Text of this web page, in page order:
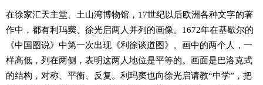
在徐家汇天主堂、土山湾博物馆，17世纪以后欧洲各种文字的著
作中，都有利玛窦、徐光启两人并列的画像。1672年在基歇尔的
《中国图说》中第一次出现《利徐谈道图》。画中的两个人，一
样高低，列在两侧，表明这两人地位是平等的。画面是巴洛克式
的结构，对称、平衡、反复。利玛窦也向徐光启请教“中学”，把